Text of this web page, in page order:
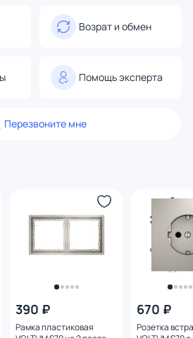
Возрат и обмен
Помощь эксперта
Перезвоните мне
390 ₽
Рамка пластиковая
670 ₽
Розетка